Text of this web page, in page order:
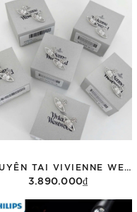
3.890.000₫
Thêm vào giỏ hàng